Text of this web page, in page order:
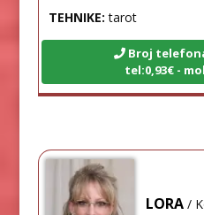
TEHNIKE: tarot
Broj
tel:0,93€ -
LORA /